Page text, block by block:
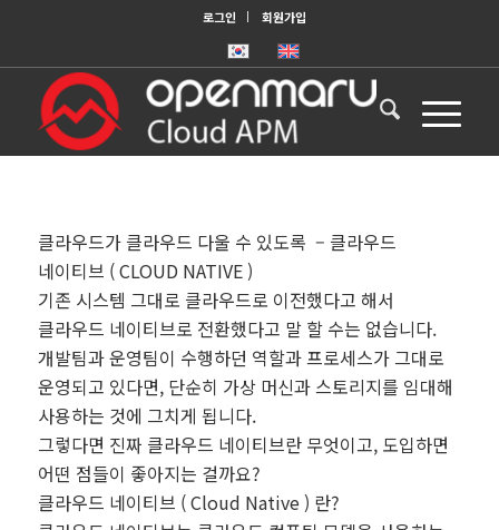
로그인 회원가입
클라우드가 클라우드 다울 수 있도록 – 클라우드
네이티브 ( CLOUD NATIVE )
기존 시스템 그대로 클라우드로 이전했다고 해서
클라우드 네이티브로 전환했다고 말 할 수는 없습니다.
개발팀과 운영팀이 수행하던 역할과 프로세스가 그대로
운영되고 있다면, 단순히 가상 머신과 스토리지를 임대해
사용하는 것에 그치게 됩니다.
그렇다면 진짜 클라우드 네이티브란 무엇이고, 도입하면
어떤 점들이 좋아지는 걸까요?
클라우드 네이티브 ( Cloud Native ) 란?